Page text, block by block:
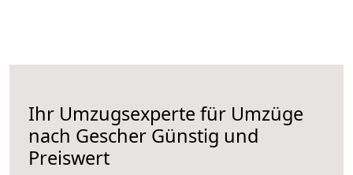
Ihr Umzugsexperte für Umzüge
nach Gescher Günstig und
Preiswert